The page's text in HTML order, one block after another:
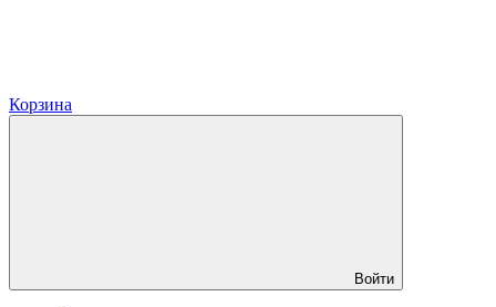
Корзина
Войти